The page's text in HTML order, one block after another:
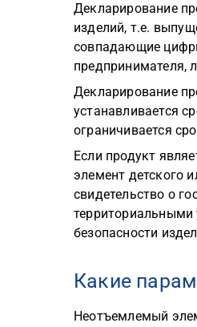
Декларирование
изделий, т.е.
совпадающие
предпринимателя,
Декларирование
устанавливается
ограничивается
Если продукт
элемент детского
свидетельство о
территориальными
безопасности
Какие
Неотъемлемый